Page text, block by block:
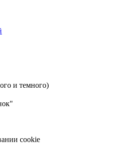
и темного)
cookie